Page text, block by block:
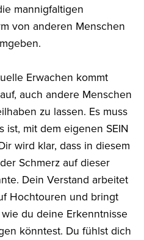
mannigfaltigen
von anderen Menschen
Erwachen kommt
auch andere Menschen
zu lassen. Es muss
ist, mit dem eigenen SEIN
wird klar, dass in diesem
Schmerz auf dieser
Dein Verstand arbeitet
Hochtouren und bringt
du deine Erkenntnisse
könntest. Du fühlst dich